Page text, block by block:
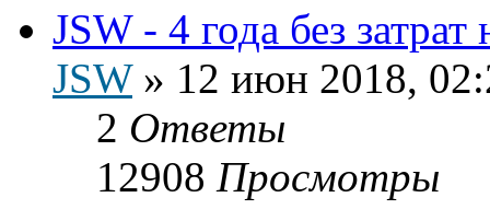
JSW - 4 года без
JSW» 12 июн 2018,
2 Ответы
12908 Просмотры